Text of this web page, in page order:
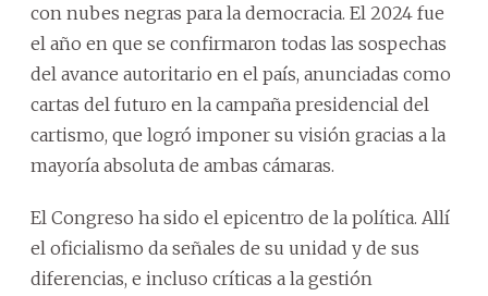
con nubes negras para la democracia. El 2024 fue
el año en que se confirmaron todas las sospechas
del avance autoritario en el país, anunciadas como
cartas del futuro en la campaña presidencial del
cartismo, que logró imponer su visión gracias a la
mayoría absoluta de ambas cámaras.
El Congreso ha sido el epicentro de la política. Allí
el oficialismo da señales de su unidad y de sus
diferencias, e incluso críticas a la gestión